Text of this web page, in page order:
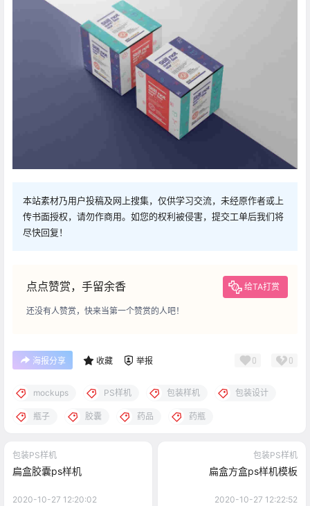
本站素材乃用户投稿及网上搜集，仅供学习交流，未经原作者或上
传书面授权，请勿作商用。如您的权利被侵害，提交工单后我们将
尽快回复！
点点赞赏，手留余香 给TA打赏
还没有人赞赏，快来当第一个赞赏的人吧！
海报分享 收藏 举报 0 0
mockups PS样机 包装样机 包装设计
瓶子 胶囊 药品 药瓶
包装PS样机
扁盒胶囊ps样机
2020-10-27 12:20:02
包装PS样机
扁盒方盒ps样机模板
2020-10-27 12:22:52